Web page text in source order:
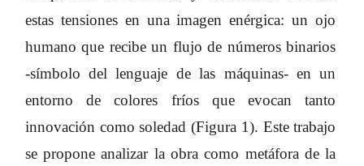
estas tensiones en una imagen enérgica: un ojo
humano que recibe un flujo de números binarios
-símbolo del lenguaje de las máquinas- en un
entorno de colores fríos que evocan tanto
innovación como soledad (Figura 1). Este trabajo
se propone analizar la obra como metáfora de la